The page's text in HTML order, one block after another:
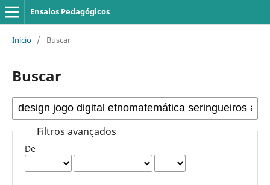
Ensaios Pedagógicos
Início / Buscar
Buscar
Filtros avançados
De